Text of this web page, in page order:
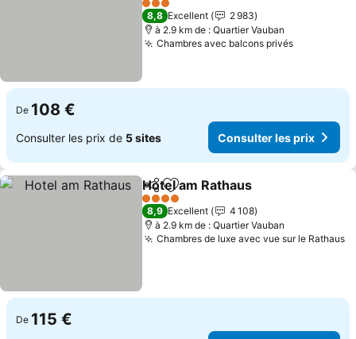
3 Étoiles
8,8 Excellent
2 983
à 2.9 km de : Quartier Vauban
Chambres avec balcons privés
De 108 €
Consulter les prix de 5 sites Consulter les prix
PartagerAjouter à mes favoris
Hotel am Rathaus
4 Étoiles
8,9 Excellent
4 108
à 2.9 km de : Quartier Vauban
Chambres de luxe avec vue sur le Rathaus
De 115 €